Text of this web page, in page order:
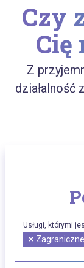
Czy
Cię
Z
działalność
Usługi, którymi
×